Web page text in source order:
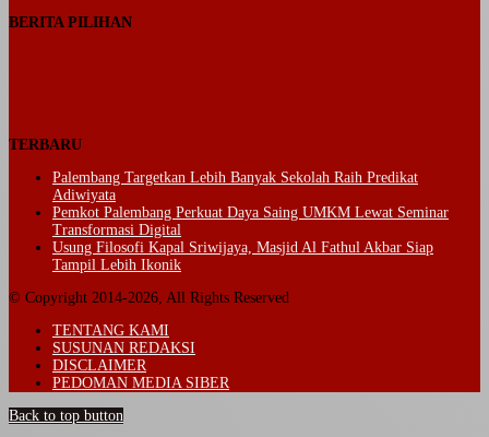
BERITA PILIHAN
TERBARU
Palembang Targetkan Lebih Banyak Sekolah Raih Predikat
Adiwiyata
Pemkot Palembang Perkuat Daya Saing UMKM Lewat Seminar
Transformasi Digital
Usung Filosofi Kapal Sriwijaya, Masjid Al Fathul Akbar Siap
Tampil Lebih Ikonik
© Copyright 2014-2026, All Rights Reserved
TENTANG KAMI
SUSUNAN REDAKSI
DISCLAIMER
PEDOMAN MEDIA SIBER
Back to top button